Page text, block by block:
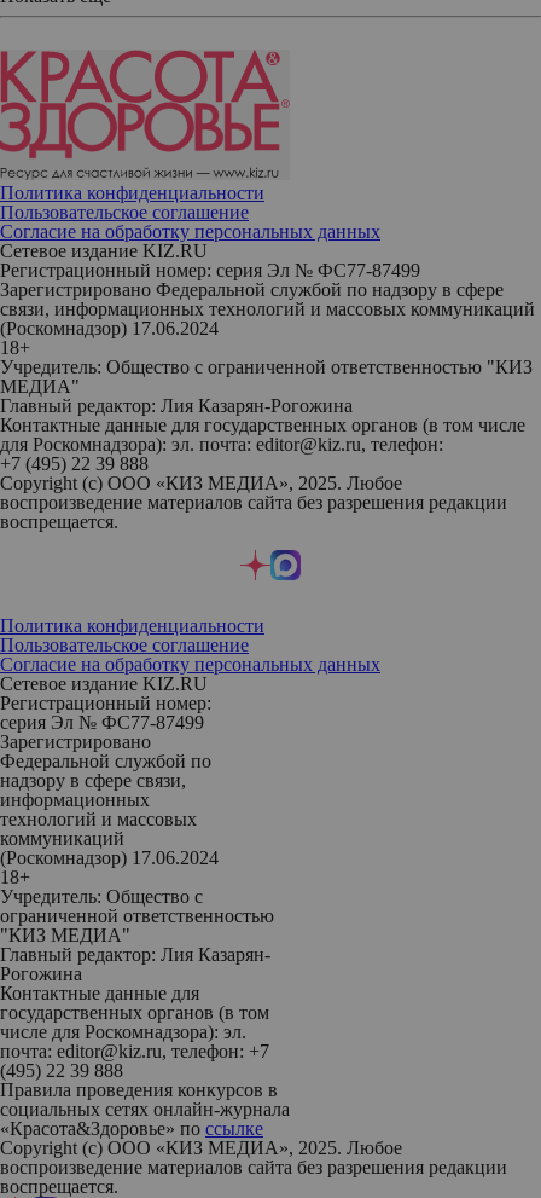
Политика конфиденциальности
Пользовательское соглашение
Согласие на обработку персональных данных
Сетевое издание KIZ.RU
Регистрационный номер: серия Эл № ФС77-87499
Зарегистрировано Федеральной службой по надзору в сфере
связи, информационных технологий и массовых коммуникаций
(Роскомнадзор) 17.06.2024
18+
Учредитель: Общество с ограниченной ответственностью "КИЗ
МЕДИА"
Главный редактор: Лия Казарян-Рогожина
Контактные данные для государственных органов (в том числе
для Роскомнадзора): эл. почта: editor@kiz.ru, телефон:
+7 (495) 22 39 888
Copyright (с) ООО «КИЗ МЕДИА», 2025. Любое
воспроизведение материалов сайта без разрешения редакции
воспрещается.
Политика конфиденциальности
Пользовательское соглашение
Согласие на обработку персональных данных
Сетевое издание KIZ.RU
Регистрационный номер:
серия Эл № ФС77-87499
Зарегистрировано
Федеральной службой по
надзору в сфере связи,
информационных
технологий и массовых
коммуникаций
(Роскомнадзор) 17.06.2024
18+
Учредитель: Общество с
ограниченной ответственностью
"КИЗ МЕДИА"
Главный редактор: Лия Казарян-
Рогожина
Контактные данные для
государственных органов (в том
числе для Роскомнадзора): эл.
почта: editor@kiz.ru, телефон: +7
(495) 22 39 888
Правила проведения конкурсов в
социальных сетях онлайн-журнала
«Красота&Здоровье» по ссылке
Copyright (с) ООО «КИЗ МЕДИА», 2025. Любое
воспроизведение материалов сайта без разрешения редакции
воспрещается.